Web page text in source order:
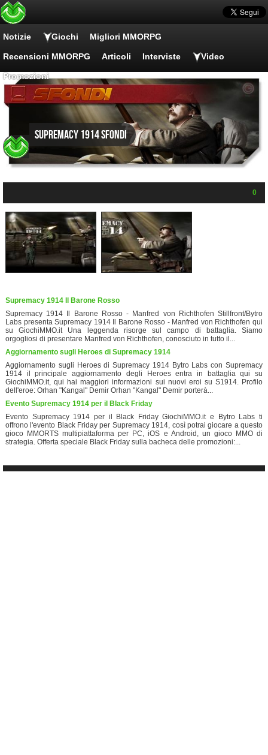
Notizie Giochi Migliori MMORPG
Recensioni MMORPG Articoli Interviste Video
Promozioni
Supremacy 1914 Sfondi
0
Supremacy 1914 Il Barone Rosso
Supremacy 1914 Il Barone Rosso - Manfred von Richthofen Stillfront/Bytro
Labs presenta Supremacy 1914 Il Barone Rosso - Manfred von Richthofen qui
su GiochiMMO.it Una leggenda risorge sul campo di battaglia. Siamo
orgogliosi di presentare Manfred von Richthofen, conosciuto in tutto il...
Aggiornamento sugli Heroes di Supremacy 1914
Aggiornamento sugli Heroes di Supremacy 1914 Bytro Labs con Supremacy
1914 il principale aggiornamento degli Heroes entra in battaglia qui su
GiochiMMO.it, qui hai maggiori informazioni sui nuovi eroi su S1914. Profilo
dell'eroe: Orhan "Kangal" Demir Orhan "Kangal" Demir porterà...
Evento Supremacy 1914 per il Black Friday
Evento Supremacy 1914 per il Black Friday GiochiMMO.it e Bytro Labs ti
offrono l'evento Black Friday per Supremacy 1914, così potrai giocare a questo
gioco MMORTS multipiattaforma per PC, iOS e Android, un gioco MMO di
strategia. Offerta speciale Black Friday sulla bacheca delle promozioni:...